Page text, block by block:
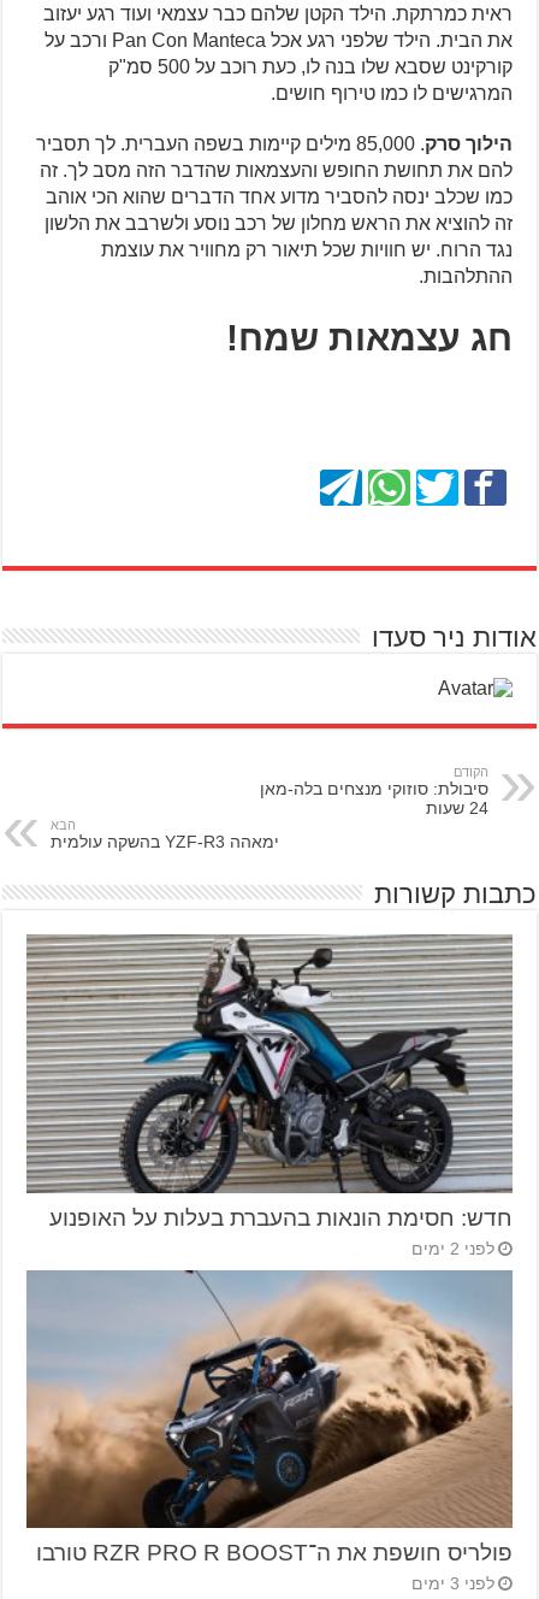
ראית כמרתקת. הילד הקטן שלהם כבר עצמאי ועוד רגע יעזוב
את הבית. הילד שלפני רגע אכל Pan Con Manteca ורכב על
קורקינט שסבא שלו בנה לו, כעת רוכב על 500 סמ"ק
המרגישים לו כמו טירוף חושים.
הילוך סרק
. 85,000 מילים קיימות בשפה העברית. לך תסביר
להם את תחושת החופש והעצמאות שהדבר הזה מסב לך. זה
כמו שכלב ינסה להסביר מדוע אחד הדברים שהוא הכי אוהב
זה להוציא את הראש מחלון של רכב נוסע ולשרבב את הלשון
נגד הרוח. יש חוויות שכל תיאור רק מחוויר את עוצמת
ההתלהבות.
חג עצמאות שמח!
אודות ניר סעדו
הקודם
סיבולת: סוזוקי מנצחים בלה-מאן
24 שעות
הבא
ימאהה YZF-R3 בהשקה עולמית
כתבות קשורות
חדש: חסימת הונאות בהעברת בעלות על האופנוע
לפני 2 ימים
פולריס חושפת את ה־RZR PRO R BOOST טורבו
לפני 3 ימים